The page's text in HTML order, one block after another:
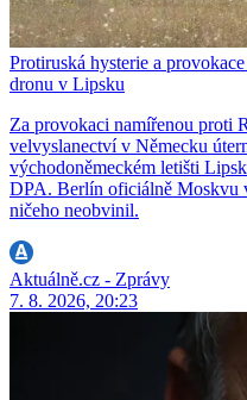
Protiruská hysterie a
dronu v Lipsku
Za provokaci namířenou proti
velvyslanectví v Německu
východoněmeckém letišti
DPA. Berlín oficiálně Moskvu
ničeho neobvinil.
Aktuálně.cz - Zprávy
7. 8. 2026, 20:23